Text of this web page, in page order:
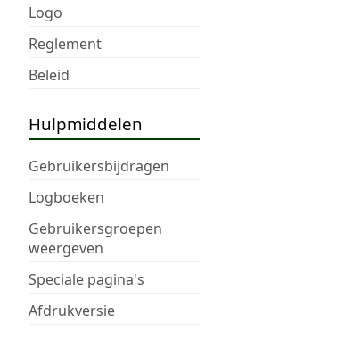
Logo
Reglement
Beleid
Hulpmiddelen
Gebruikersbijdragen
Logboeken
Gebruikersgroepen
weergeven
Speciale pagina's
Afdrukversie